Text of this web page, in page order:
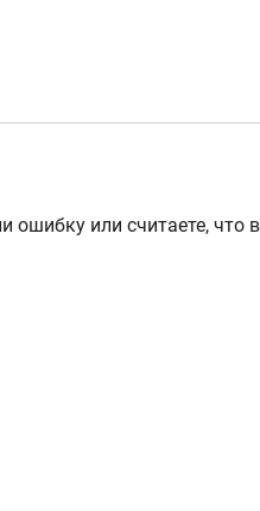
или считаете, что